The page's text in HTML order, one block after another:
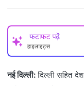
फटाफट पढ़ें
हाइलाइट्स
नई दिल्ली: दिल्ली सहित